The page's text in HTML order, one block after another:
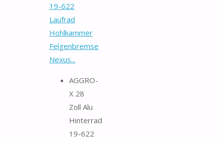
19-622
Laufrad
Hohlkammer
Felgenbremse
Nexus...
AGGRO-
X 28
Zoll Alu
Hinterrad
19-622